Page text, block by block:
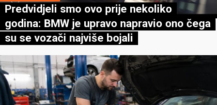
Predvidjeli smo ovo prije nekoliko
godina: BMW je upravo napravio ono čega
su se vozači najviše bojali